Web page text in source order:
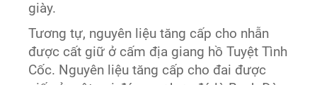
giày.
Tương tự, nguyên liệu tăng cấp cho nhẫn
được cất giữ ở cấm địa giang hồ Tuyệt Tình
Cốc. Nguyên liệu tăng cấp cho đai được